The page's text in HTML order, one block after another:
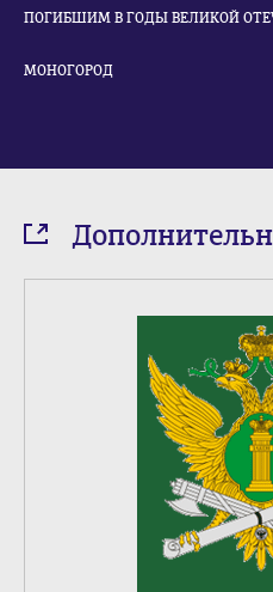
ПОГИБШИМ В ГОДЫ ВЕЛИКОЙ
МОНОГОРОД